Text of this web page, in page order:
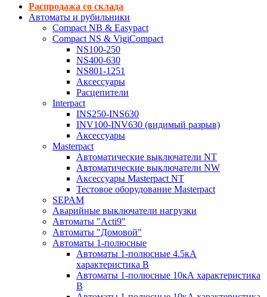
Распродажа со склада
Автоматы и рубильники
Compact NB & Easypact
Compact NS & VigiCompact
NS100-250
NS400-630
NS801-1251
Аксессуары
Расцепители
Interpact
INS250-INS630
INV100-INV630 (видимый разрыв)
Аксессуары
Masterpact
Автоматические выключатели NT
Автоматические выключатели NW
Аксессуары Masterpact NT
Тестовое оборудование Masterpact
SEPAM
Аварийные выключатели нагрузки
Автоматы "Acti9"
Автоматы "Домовой"
Автоматы 1-полюсные
Автоматы 1-полюсные 4.5кА
характеристика В
Автоматы 1-полюсные 10кА характеристика
B